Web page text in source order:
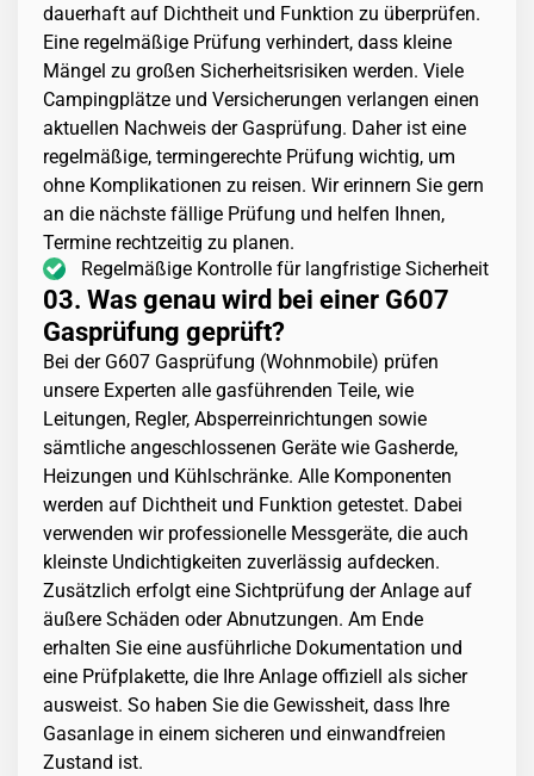
dauerhaft auf Dichtheit und Funktion zu überprüfen.
Eine regelmäßige Prüfung verhindert, dass kleine
Mängel zu großen Sicherheitsrisiken werden. Viele
Campingplätze und Versicherungen verlangen einen
aktuellen Nachweis der Gasprüfung. Daher ist eine
regelmäßige, termingerechte Prüfung wichtig, um
ohne Komplikationen zu reisen. Wir erinnern Sie gern
an die nächste fällige Prüfung und helfen Ihnen,
Termine rechtzeitig zu planen.
Regelmäßige Kontrolle für langfristige Sicherheit
03. Was genau wird bei einer G607
Gasprüfung geprüft?
Bei der G607 Gasprüfung (Wohnmobile) prüfen
unsere Experten alle gasführenden Teile, wie
Leitungen, Regler, Absperreinrichtungen sowie
sämtliche angeschlossenen Geräte wie Gasherde,
Heizungen und Kühlschränke. Alle Komponenten
werden auf Dichtheit und Funktion getestet. Dabei
verwenden wir professionelle Messgeräte, die auch
kleinste Undichtigkeiten zuverlässig aufdecken.
Zusätzlich erfolgt eine Sichtprüfung der Anlage auf
äußere Schäden oder Abnutzungen. Am Ende
erhalten Sie eine ausführliche Dokumentation und
eine Prüfplakette, die Ihre Anlage offiziell als sicher
ausweist. So haben Sie die Gewissheit, dass Ihre
Gasanlage in einem sicheren und einwandfreien
Zustand ist.